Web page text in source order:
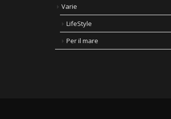
Varie
LifeStyle
Per il mare